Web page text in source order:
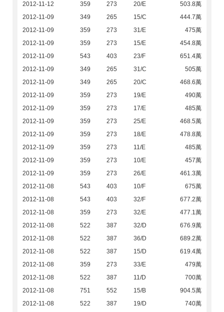
2012-11-12
359 273 20/E
503.8萬
2012-11-09
349 265 15/C
444.7萬
2012-11-09
359 273 31/E
475萬
2012-11-09
359 273 15/E
454.8萬
2012-11-09
543 403 23/F
651.4萬
2012-11-09
349 265 31/C
505萬
2012-11-09
349 265 20/C
468.6萬
2012-11-09
359 273 19/E
490萬
2012-11-09
359 273 17/E
485萬
2012-11-09
359 273 25/E
468.5萬
2012-11-09
359 273 18/E
478.8萬
2012-11-09
359 273 11/E
485萬
2012-11-09
359 273 10/E
457萬
2012-11-09
359 273 26/E
461.3萬
2012-11-08
543 403 10/F
675萬
2012-11-08
543 403 32/F
677.2萬
2012-11-08
359 273 32/E
477.1萬
2012-11-08
522 387 32/D
676.9萬
2012-11-08
522 387 36/D
689.2萬
2012-11-08
522 387 15/D
619.4萬
2012-11-08
359 273 33/E
479萬
2012-11-08
522 387 11/D
700萬
2012-11-08
751 552 15/B
904.5萬
2012-11-08
522 387 19/D
740萬